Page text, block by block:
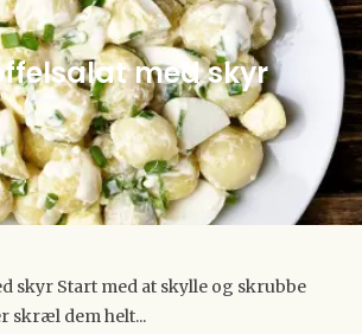
med skyr
skyr Start med at skylle og skrubbe
skræl dem helt...